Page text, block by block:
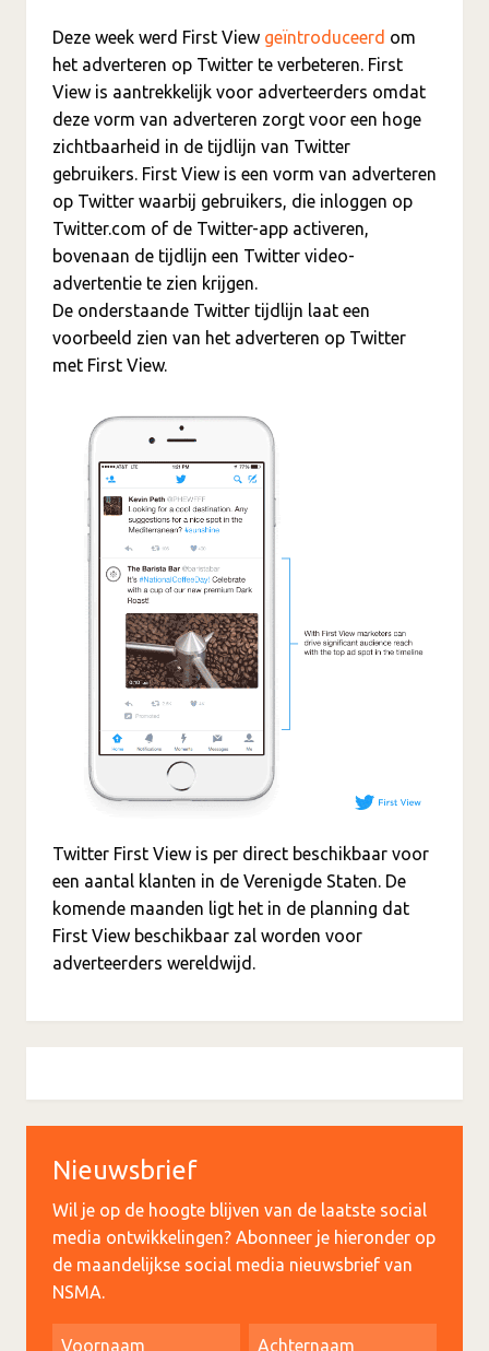
Deze week werd First View geïntroduceerd om
het adverteren op Twitter te verbeteren. First
View is aantrekkelijk voor adverteerders omdat
deze vorm van adverteren zorgt voor een hoge
zichtbaarheid in de tijdlijn van Twitter
gebruikers. First View is een vorm van adverteren
op Twitter waarbij gebruikers, die inloggen op
Twitter.com of de Twitter-app activeren,
bovenaan de tijdlijn een Twitter video-
advertentie te zien krijgen.
De onderstaande Twitter tijdlijn laat een
voorbeeld zien van het adverteren op Twitter
met First View.
Twitter First View is per direct beschikbaar voor
een aantal klanten in de Verenigde Staten. De
komende maanden ligt het in de planning dat
First View beschikbaar zal worden voor
adverteerders wereldwijd.
Nieuwsbrief
Wil je op de hoogte blijven van de laatste social
media ontwikkelingen? Abonneer je hieronder op
de maandelijkse social media nieuwsbrief van
NSMA.